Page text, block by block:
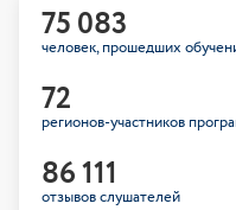
75 083
человек, прошедших
72
регионов-участников
86 111
отзывов слушателей